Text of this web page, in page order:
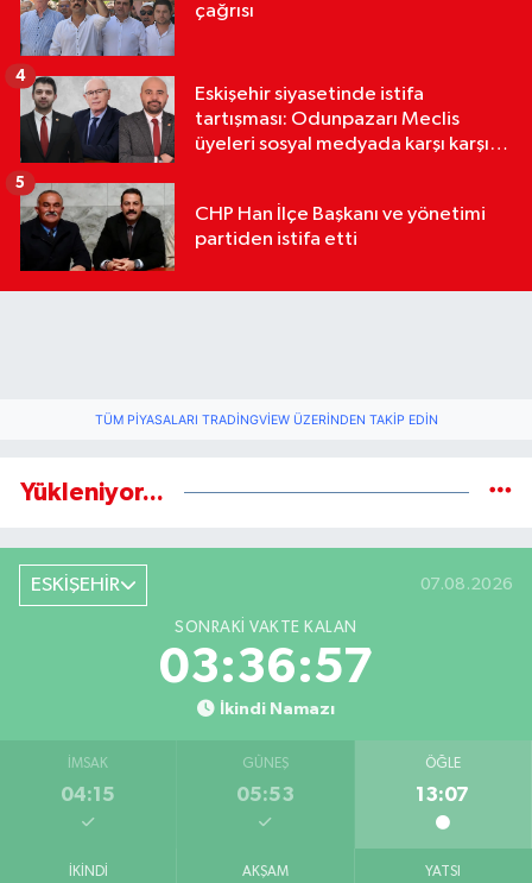
çağrısı
Eskişehir siyasetinde istifa
tartışması: Odunpazarı Meclis
üyeleri sosyal medyada karşı karşıya
4
CHP Han İlçe Başkanı ve yönetimi
partiden istifa etti
5
TÜM PIYASALARI TRADINGVIEW ÜZERINDEN TAKIP EDIN
Yükleniyor...
ESKİŞEHİR 07.08.2026
SONRAKI VAKTE KALAN
03:36:56
İkindi Namazı
İMSAK
04:15
GÜNEŞ
05:53
ÖĞLE
13:07
İKINDI AKŞAM YATSI